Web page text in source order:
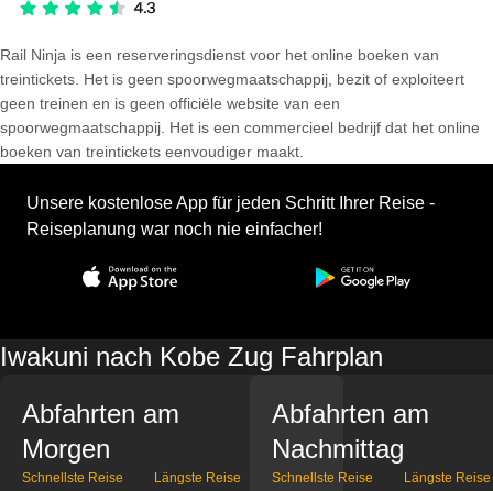
Rail Ninja is een reserveringsdienst voor het online boeken van
treintickets. Het is geen spoorwegmaatschappij, bezit of exploiteert
geen treinen en is geen officiële website van een
spoorwegmaatschappij. Het is een commercieel bedrijf dat het online
boeken van treintickets eenvoudiger maakt.
Unsere kostenlose App für jeden Schritt Ihrer Reise -
Reiseplanung war noch nie einfacher!
Iwakuni nach Kobe Zug Fahrplan
Abfahrten am
Morgen
Schnellste Reise Längste Reise
Abfahrten am
Nachmittag
Schnellste Reise Längste Reise